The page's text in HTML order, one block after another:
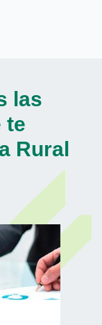
las
te
Rural